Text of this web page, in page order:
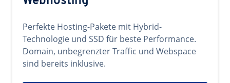
Perfekte Hosting-Pakete mit Hybrid-
Technologie und SSD für beste Performance.
Domain, unbegrenzter Traffic und Webspace
sind bereits inklusive.